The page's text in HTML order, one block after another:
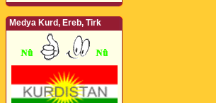
Medya Kurd, Ereb, Tirk